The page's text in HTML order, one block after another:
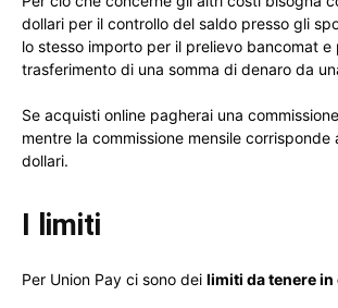
dollari per il controllo del saldo presso gli
lo stesso importo per il prelievo bancomat e
trasferimento di una somma di denaro da
Se acquisti online pagherai una
mentre la commissione mensile corrisponde
dollari.
I limiti
Per Union Pay ci sono dei limiti da tenere